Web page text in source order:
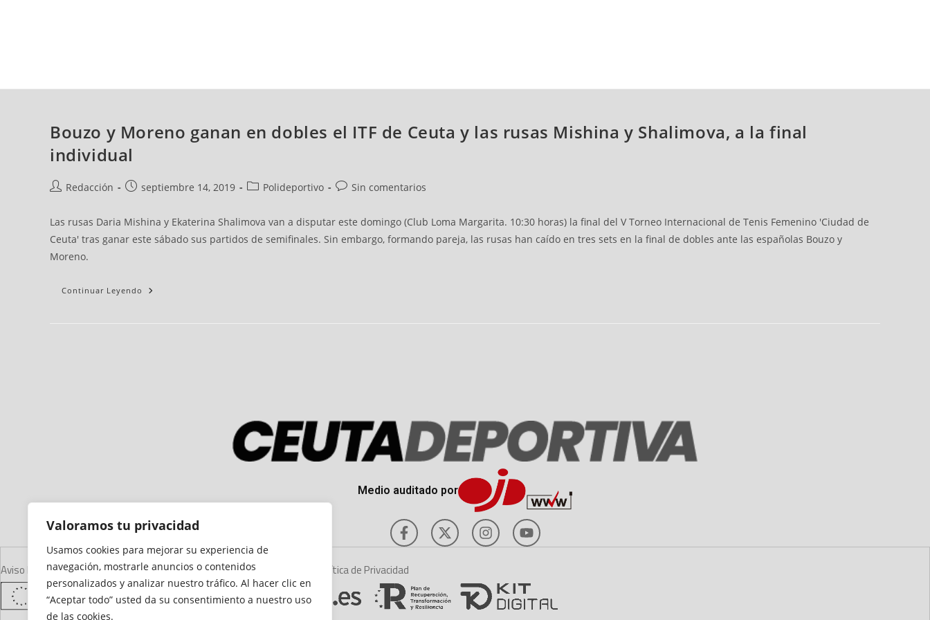
Valoramos tu privacidad
Usamos cookies para mejorar su experiencia de
navegación, mostrarle anuncios o contenidos
personalizados y analizar nuestro tráfico. Al hacer clic en
“Aceptar todo” usted da su consentimiento a nuestro uso
de las cookies.
Bouzo y Moreno ganan en dobles el ITF de Ceuta y las rusas Mishina y Shalimova, a la final
individual
Redacción septiembre 14, 2019 Polideportivo Sin comentarios
Las rusas Daria Mishina y Ekaterina Shalimova van a disputar este domingo (Club Loma Margarita. 10:30 horas) la final del V Torneo Internacional de Tenis Femenino 'Ciudad de
Ceuta' tras ganar este sábado sus partidos de semifinales. Sin embargo, formando pareja, las rusas han caído en tres sets en la final de dobles ante las españolas Bouzo y
Moreno.
Continuar Leyendo
Medio auditado por
Aviso LegalDeclaración de AccesibilidadMapa del SitioPolítica de Cookies Política de Privacidad